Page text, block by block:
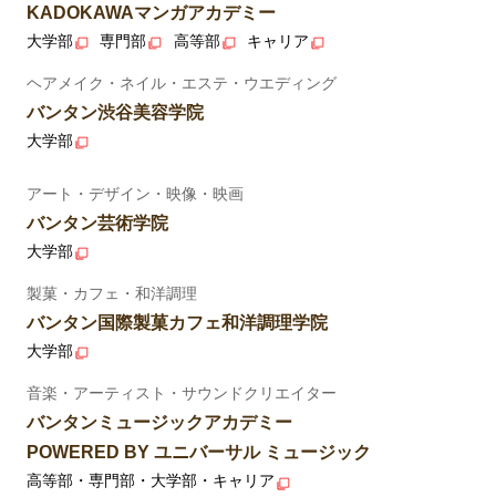
KADOKAWAマンガアカデミー
大学部 専門部 高等部 キャリア
ヘアメイク・ネイル・エステ・ウエディング
バンタン渋谷美容学院
大学部
アート・デザイン・映像・映画
バンタン芸術学院
大学部
製菓・カフェ・和洋調理
バンタン国際製菓カフェ和洋調理学院
大学部
音楽・アーティスト・サウンドクリエイター
バンタンミュージックアカデミー
POWERED BY ユニバーサル ミュージック
高等部・専門部・大学部・キャリア